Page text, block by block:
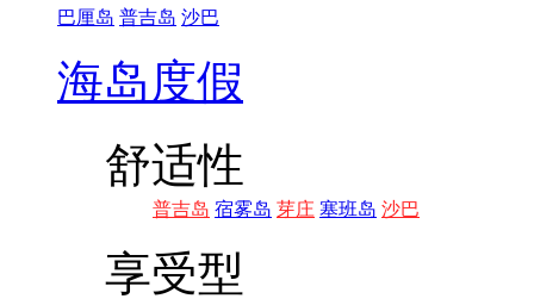
巴厘岛 普吉岛 沙巴
海岛度假
舒适性
普吉岛 宿雾岛 芽庄 塞班岛 沙巴
享受型